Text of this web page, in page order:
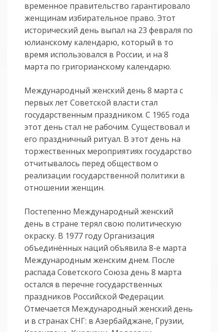
временное правительство гарантировало
женщинам избирательное право. Этот
исторический день выпал на 23 февраля по
юлианскому календарю, который в то
время использовался в России, и на 8
марта по григорианскому календарю.
Международный женский день 8 марта с
первых лет Советской власти стал
государственным праздником. С 1965 года
этот день стал не рабочим. Существовал и
его праздничный ритуал. В этот день на
торжественных мероприятиях государство
отчитывалось перед обществом о
реализации государственной политики в
отношении женщин.
Постепенно Международный женский
день в стране терял свою политическую
окраску. В 1977 году Организация
объединённых наций объявила 8-е марта
Международным женским днем. После
распада Советского Союза день 8 марта
остался в перечне государственных
праздников Российской Федерации.
Отмечается Международный женский день
и в странах СНГ: в Азербайджане, Грузии,